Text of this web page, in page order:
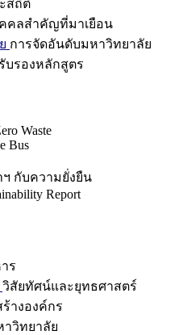
สถิติ
คลสำคัญที่มาเยือน
การจัดอันดับมหาวิทยาลัย
บรองหลักสูตร
Waste
Bus
ฯ กับความยั่งยืน
Report
ร
วิสัยทัศน์และยุทธศาสตร์
างองค์กร
วิทยาลัย